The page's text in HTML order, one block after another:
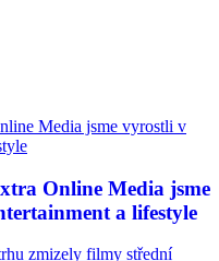
Online Media jsme
a lifestyle